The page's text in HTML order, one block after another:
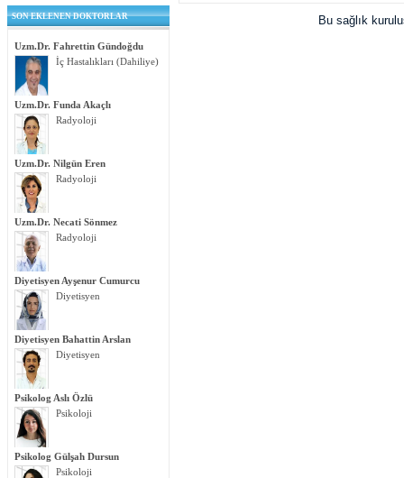
SON EKLENEN DOKTORLAR
Uzm.Dr. Fahrettin Gündoğdu
İç Hastalıkları (Dahiliye)
Uzm.Dr. Funda Akaçlı
Radyoloji
Uzm.Dr. Nilgün Eren
Radyoloji
Uzm.Dr. Necati Sönmez
Radyoloji
Diyetisyen Ayşenur Cumurcu
Diyetisyen
Diyetisyen Bahattin Arslan
Diyetisyen
Psikolog Aslı Özlü
Psikoloji
Psikolog Gülşah Dursun
Psikoloji
Bu sağlık